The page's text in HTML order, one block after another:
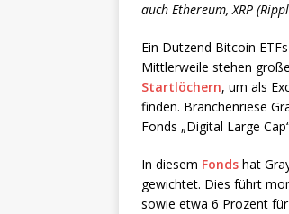
auch Ethereum, XRP
Ein Dutzend Bitcoin
Mittlerweile stehen
Startlöchern, um als
finden. Branchenriese
Fonds „Digital Large
In diesem Fonds hat
gewichtet. Dies führt
sowie etwa 6 Prozent für